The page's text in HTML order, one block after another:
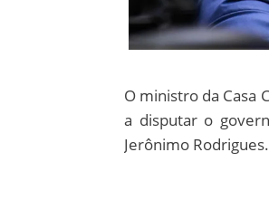
O ministro da Casa
a disputar o
Jerônimo Rodrigues.